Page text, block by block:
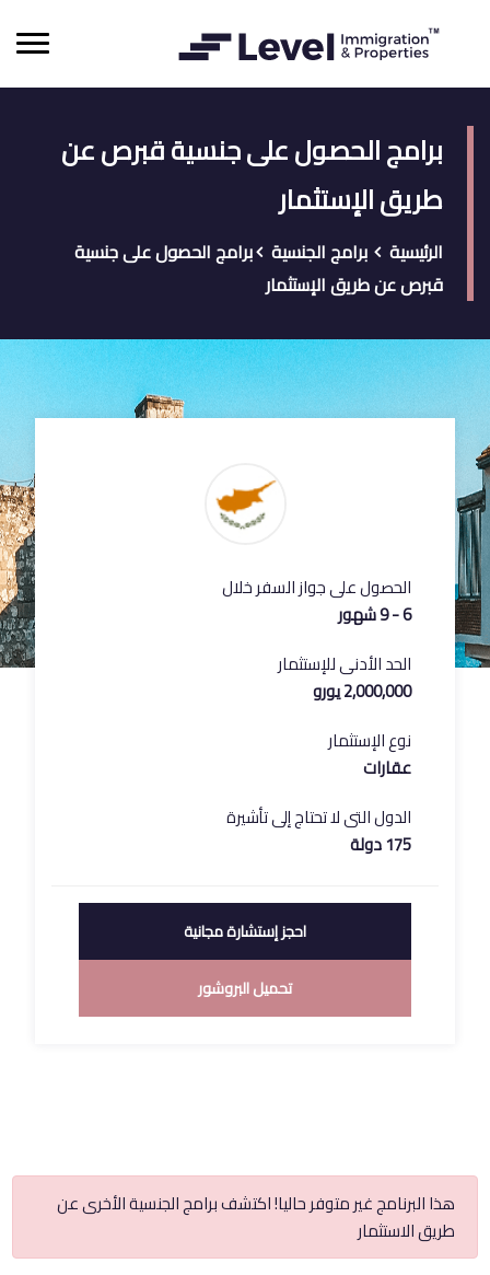
برامج الحصول على جنسية قبرص عن
طريق الإستثمار
الرئيسية برامج الجنسية برامج الحصول على جنسية
قبرص عن طريق الإستثمار
الحصول على جواز السفر خلال
6 - 9 شهور
الحد الأدنى للإستثمار
2,000,000 يورو
نوع الإستثمار
عقارات
الدول التى لا تحتاج إلى تأشيرة
175 دولة
احجز إستشارة مجانية
تحميل البروشور
هذا البرنامج غير متوفر حاليا! اكتشف برامج الجنسية الأخرى عن
طريق الاستثمار